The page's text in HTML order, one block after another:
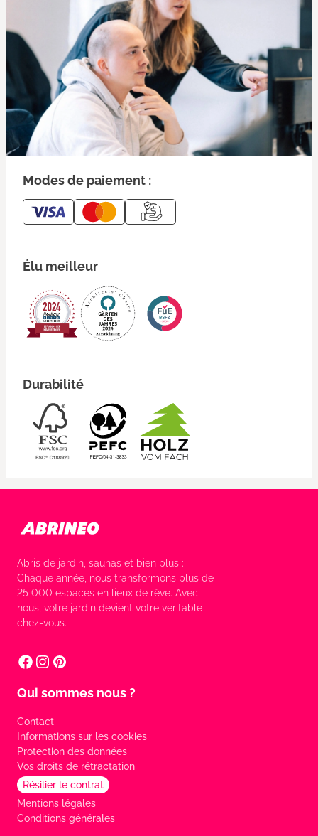
Modes de paiement :
Élu meilleur
Durabilité
Abris de jardin, saunas et bien plus :
Chaque année, nous transformons plus de
25 000 espaces en lieux de rêve. Avec
nous, votre jardin devient votre véritable
chez-vous.
Qui sommes nous ?
Contact
Informations sur les cookies
Protection des données
Vos droits de rétractation
Résilier le contrat
Mentions légales
Conditions générales